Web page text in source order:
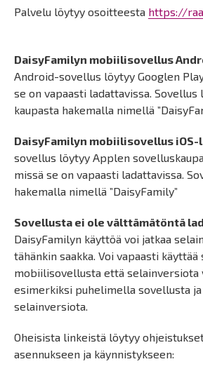
Palvelu löytyy osoitteesta https://
DaisyFamilyn mobiilisovellus
Android-sovellus löytyy Googlen
se on vapaasti ladattavissa. Sovellus
kaupasta hakemalla nimellä
DaisyFamilyn mobiilisovellus
sovellus löytyy Applen
missä se on vapaasti ladattavissa.
hakemalla nimellä ”DaisyFamily”
Sovellusta ei ole välttämätöntä
DaisyFamilyn käyttöä voi jatkaa
tähänkin saakka. Voi vapaasti käyttää
mobiilisovellusta että selainversiota
esimerkiksi puhelimella sovellusta
selainversiota.
Oheisista linkeistä löytyy
asennukseen ja käynnistykseen: